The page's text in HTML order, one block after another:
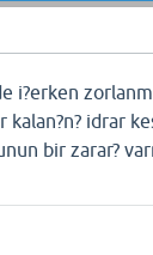
i?erken
kalan?n? idrar
bir zarar?